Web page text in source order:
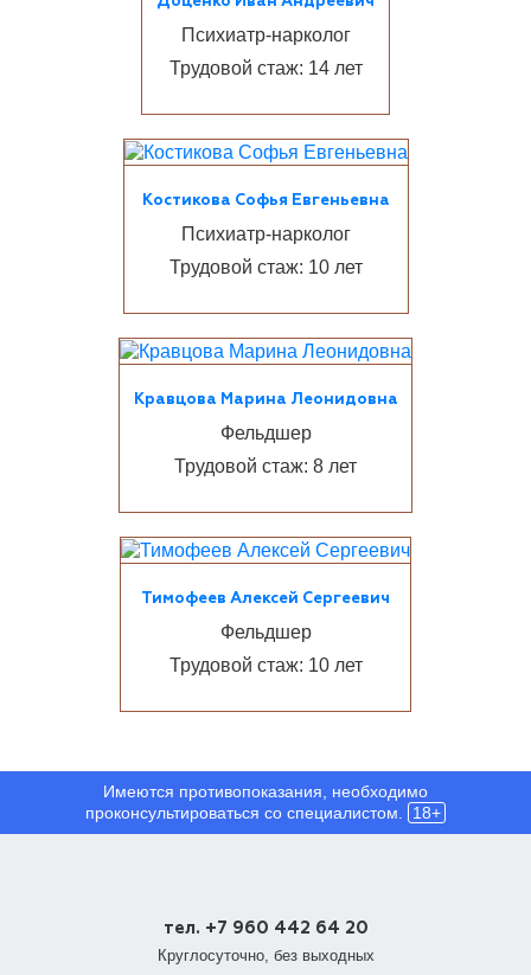
Психиатр-нарколог
Трудовой стаж: 14 лет
Костикова Софья Евгеньевна
Психиатр-нарколог
Трудовой стаж: 10 лет
Кравцова Марина Леонидовна
Фельдшер
Трудовой стаж: 8 лет
Тимофеев Алексей Сергеевич
Фельдшер
Трудовой стаж: 10 лет
Имеются противопоказания, необходимо
проконсультироваться со специалистом.
18+
тел. +7 960 442 64 20
Круглосуточно, без выходных